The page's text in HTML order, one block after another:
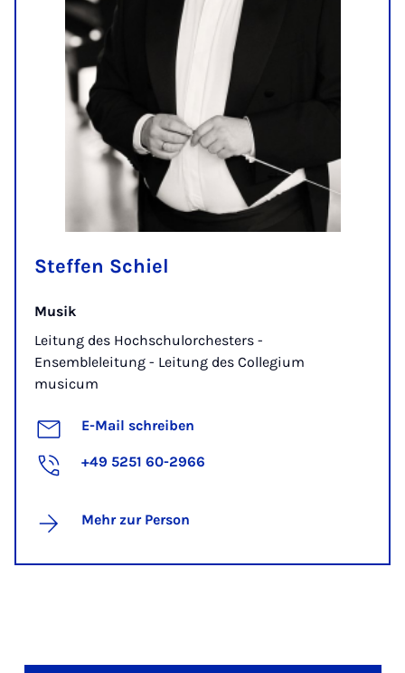
Steffen Schiel
Musik
Leitung des Hochschulorchesters -
Ensembleleitung - Leitung des Collegium
musicum
E-Mail schreiben
+49 5251 60-2966
Mehr zur Person